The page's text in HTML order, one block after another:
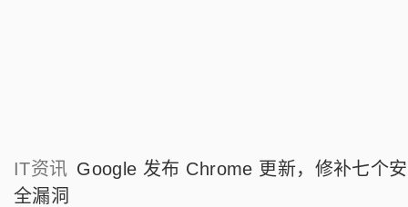
IT资讯 Google 发布 Chrome 更新，修补七个安
全漏洞